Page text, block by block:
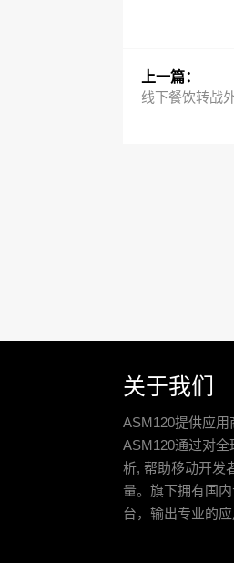
上一篇：
线下餐饮转战
关于我们
ASM120提供应用
ASM120通过对
析, 帮助移动开发
量。旗下拥有国
台，输出专业的应